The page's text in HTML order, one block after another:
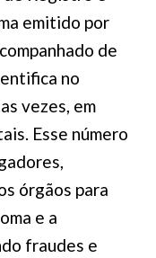
emitido por
de
no
vezes, em
Esse número
órgãos para
e a
fraudes e